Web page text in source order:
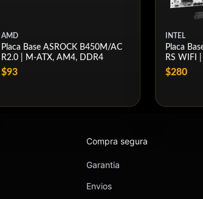
AMD
Placa Base ASROCK B450M/AC
R2.0 | M-ATX, AM4, DDR4
$93
INTEL
Placa
RS WIFI
$280
Compra segura
Garantia
Envios